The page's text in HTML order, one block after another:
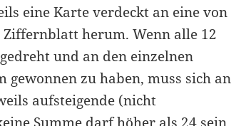
eine Karte verdeckt an eine von
herum. Wenn alle 12
und an den einzelnen
zu haben, muss sich an
aufsteigende (nicht